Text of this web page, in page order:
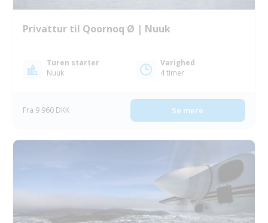
Privattur til Qoornoq Ø | Nuuk
Turen starter
Nuuk
Varighed
4 timer
Fra 9 960 DKK Se mere